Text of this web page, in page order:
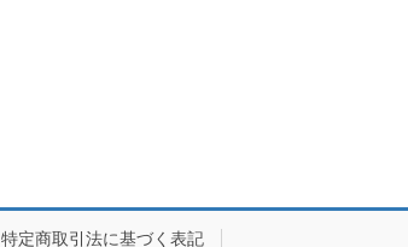
特定商取引法に基づく表記